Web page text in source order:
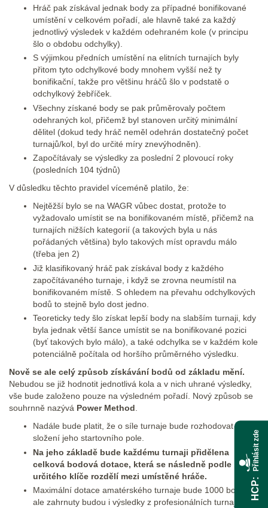
Hráč pak získával jednak body za případné bonifikované
umístění v celkovém pořadí, ale hlavně také za každý
jednotlivý výsledek v každém odehraném kole (v principu
šlo o obdobu odchylky).
S výjimkou předních umístění na elitních turnajích byly
přitom tyto odchylkové body mnohem vyšší než ty
bonifikační, takže pro většinu hráčů šlo v podstatě o
odchylkový žebříček.
Všechny získané body se pak průměrovaly počtem
odehraných kol, přičemž byl stanoven určitý minimální
dělitel (dokud tedy hráč neměl odehrán dostatečný počet
turnajů/kol, byl do určité míry znevýhodněn).
Započítávaly se výsledky za poslední 2 plovoucí roky
(posledních 104 týdnů)
V důsledku těchto pravidel víceméně platilo, že:
Nejtěžší bylo se na WAGR vůbec dostat, protože to
vyžadovalo umístit se na bonifikovaném místě, přičemž na
turnajích nižších kategorií (a takových byla u nás
pořádaných většina) bylo takových míst opravdu málo
(třeba jen 2)
Již klasifikovaný hráč pak získával body z každého
započítávaného turnaje, i když se zrovna neumístil na
bonifikovaném místě. S ohledem na převahu odchylkových
bodů to stejně bylo dost jedno.
Teoreticky tedy šlo získat lepší body na slabším turnaji, kdy
byla jednak větší šance umístit se na bonifikované pozici
(byť takových bylo málo), a také odchylka se v každém kole
potenciálně počítala od horšího průměrného výsledku.
Nově se ale celý způsob získávání bodů od základu mění.
Nebudou se již hodnotit jednotlivá kola a v nich uhrané výsledky,
vše bude založeno pouze na výsledném pořadí. Nový způsob se
souhrnně nazývá Power Method.
Nadále bude platit, že o síle turnaje bude rozhodovat
složení jeho startovního pole.
Na jeho základě bude každému turnaji přidělena
celková bodová dotace, která se následně podle
určitého klíče rozdělí mezi umístěné hráče.
Maximální dotace amatérského turnaje bude 1000 bodů,
ale zahrnuty budou i výsledky z profesionálních turnajů,
HCP
Přihlásit zde